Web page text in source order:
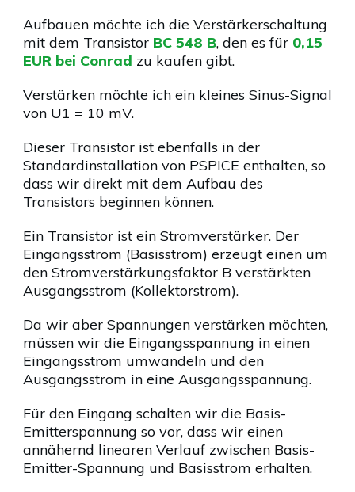
Aufbauen möchte ich die Verstärkerschaltung
mit dem Transistor BC 548 B, den es für 0,15
EUR bei Conrad zu kaufen gibt.
Verstärken möchte ich ein kleines Sinus-Signal
von U1 = 10 mV.
Dieser Transistor ist ebenfalls in der
Standardinstallation von PSPICE enthalten, so
dass wir direkt mit dem Aufbau des
Transistors beginnen können.
Ein Transistor ist ein Stromverstärker. Der
Eingangsstrom (Basisstrom) erzeugt einen um
den Stromverstärkungsfaktor B verstärkten
Ausgangsstrom (Kollektorstrom).
Da wir aber Spannungen verstärken möchten,
müssen wir die Eingangsspannung in einen
Eingangsstrom umwandeln und den
Ausgangsstrom in eine Ausgangsspannung.
Für den Eingang schalten wir die Basis-
Emitterspannung so vor, dass wir einen
annähernd linearen Verlauf zwischen Basis-
Emitter-Spannung und Basisstrom erhalten.